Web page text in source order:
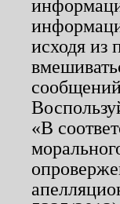
исходя из
«В